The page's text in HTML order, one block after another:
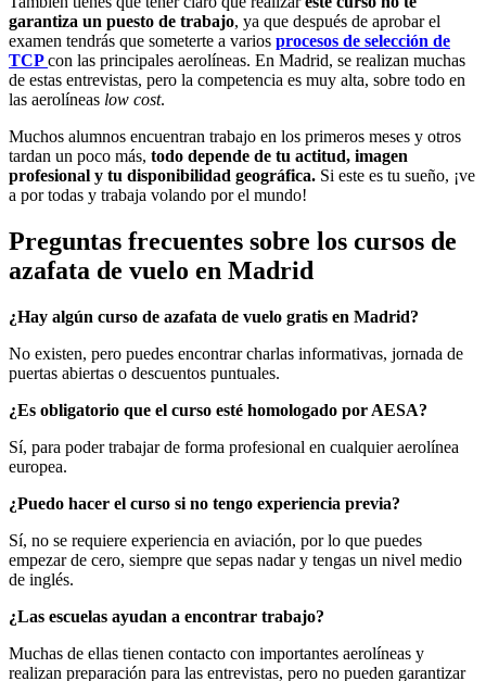
garantiza un puesto de trabajo, ya que después de aprobar el
examen tendrás que someterte a varios procesos de selección de
TCPcon las principales aerolíneas. En Madrid, se realizan muchas
de estas entrevistas, pero la competencia es muy alta, sobre todo en
las aerolíneas low cost.
Muchos alumnos encuentran trabajo en los primeros meses y otros
tardan un poco más, todo depende de tu actitud, imagen
profesional y tu disponibilidad geográfica. Si este es tu sueño, ¡ve
a por todas y trabaja volando por el mundo!
Preguntas frecuentes sobre los cursos de
azafata de vuelo en Madrid
¿Hay algún curso de azafata de vuelo gratis en Madrid?
No existen, pero puedes encontrar charlas informativas, jornada de
puertas abiertas o descuentos puntuales.
¿Es obligatorio que el curso esté homologado por AESA?
Sí, para poder trabajar de forma profesional en cualquier aerolínea
europea.
¿Puedo hacer el curso si no tengo experiencia previa?
Sí, no se requiere experiencia en aviación, por lo que puedes
empezar de cero, siempre que sepas nadar y tengas un nivel medio
de inglés.
¿Las escuelas ayudan a encontrar trabajo?
Muchas de ellas tienen contacto con importantes aerolíneas y
realizan preparación para las entrevistas, pero no pueden garantizar